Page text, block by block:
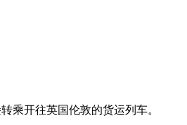
乘开往英国伦敦的货运列车。